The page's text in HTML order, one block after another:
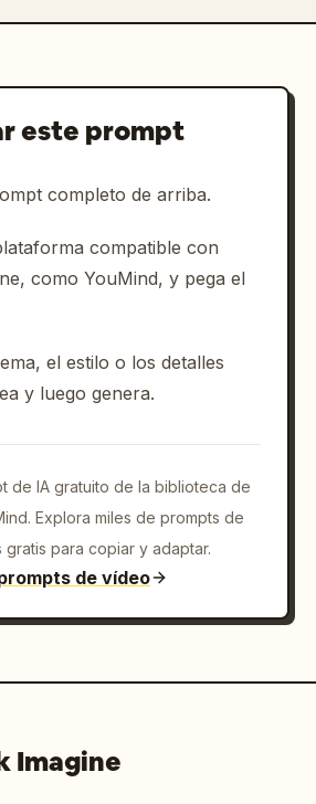
este prompt
completo de arriba.
compatible con
como YouMind, y pega el
el estilo o los detalles
y luego genera.
de IA gratuito de la biblioteca de
Explora miles de prompts de
para copiar y adaptar.
de vídeo
Imagine